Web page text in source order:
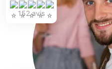
152 avis